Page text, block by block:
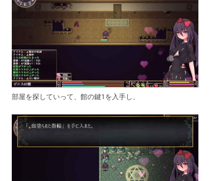
部屋を探していって、館の鍵1を入手し、